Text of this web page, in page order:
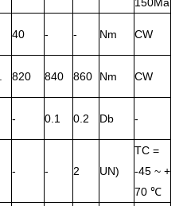
40 - - Nm CW
820 840 860 Nm CW
- 0.1 0.2 Db -
- - 2 UN)
TC =
-45 ~ +
70 ℃